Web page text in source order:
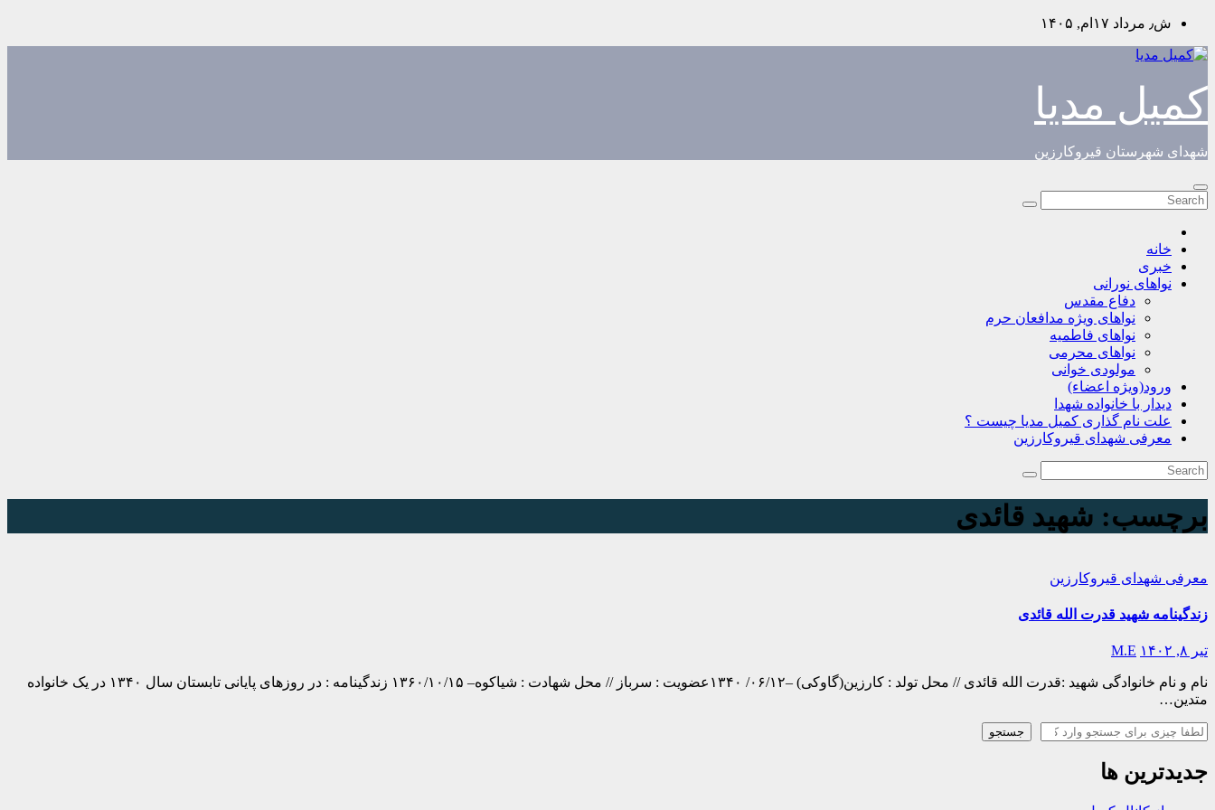
Skip
content
ش٫ مرداد ۱۷ام, ۱۴۰۵
کمیل مدیا
شهدای شهرستان قیروکارزین
خانه
خبری
نواهای نورانی
دفاع مقدس
نواهای ویژه مدافعان حرم
نواهای فاطمیه
نواهای محرمی
مولودی خوانی
ورود(ویژه اعضاء)
دیدار با خانواده شهدا
علت نام گذاری کمیل مدیا چیست ؟
معرفی شهدای قیروکارزین
برچسب: شهید قائدی
معرفی شهدای قیروکارزین
زندگینامه شهید قدرت الله قائدی
تیر ۸, ۱۴۰۲ M.E
نام و نام خانوادگی شهید :قدرت الله قائدی // محل تولد : کارزین(گاوکی) –۰۶/۱۲/ ۱۳۴۰عضویت : سرباز // محل شهادت : شیاکوه– ۱۳۶۰/۱۰/۱۵ زندگینامه : در روزهای پایانی تابستان سال ۱۳۴۰ در یک خانواده
متدین…
جستجو
جستجو
جدیدترین ها